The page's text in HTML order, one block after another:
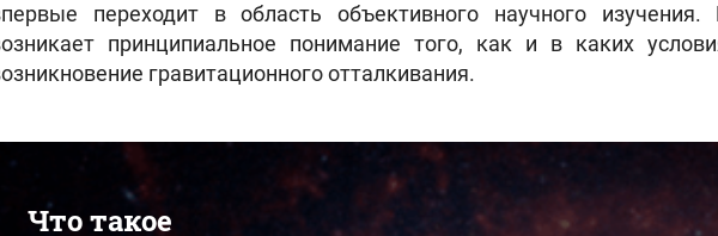
переходит в область объективного научного изучения.
принципиальное понимание того, как и в каких
гравитационного отталкивания.
Что такое